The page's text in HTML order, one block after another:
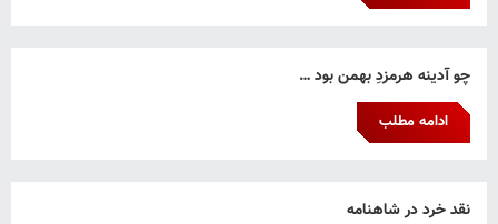
چو آدینه هرمزدِ بهمن بود …
ادامه مطلب
نقد خرد در شاهنامه